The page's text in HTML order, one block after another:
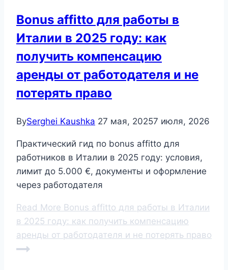
Bonus affitto для работы в
Италии в 2025 году: как
получить компенсацию
аренды от работодателя и не
потерять право
BySerghei Kaushka 27 мая, 20257 июля, 2026
Практический гид по bonus affitto для
работников в Италии в 2025 году: условия,
лимит до 5.000 €, документы и оформление
через работодателя
Read More Bonus affitto для работы в Италии
в 2025 году: как получить компенсацию
аренды от работодателя и не потерять право